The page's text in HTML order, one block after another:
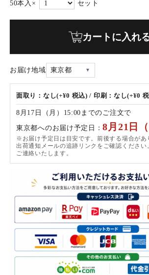
カートに入れ
お届け地域 東京都
面取り：なし(+¥0 税込) / 印刷：なし(+¥0
8月17日（月）15:00までのご注文で
東京都へのお届け予定日：8月21日（
※お届け予定日は目安です。前後する場合があ
出荷通知メールの追跡リンクをご確認ください
ご連絡いたします。